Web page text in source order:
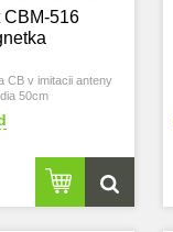
CBM-516
CB v imitacii anteny
50cm